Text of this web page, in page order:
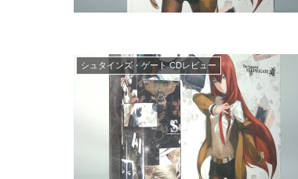
シュタインズ・ゲート CDレビュー